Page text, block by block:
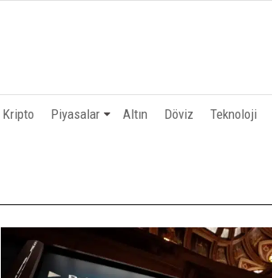
Kripto Piyasalar Altın Döviz Teknoloji